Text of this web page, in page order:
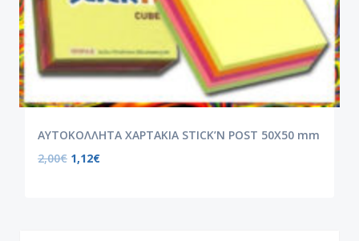
ΑΥΤΟΚΟΛΛΗΤΑ ΧΑΡΤΑΚΙΑ STICK’N POST 50X50 mm
2,00€ 1,12€